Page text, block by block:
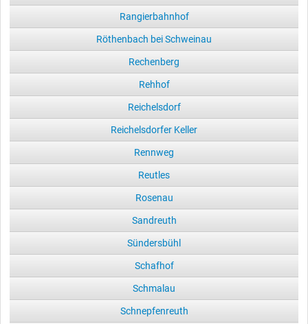
Rangierbahnhof
Röthenbach bei Schweinau
Rechenberg
Rehhof
Reichelsdorf
Reichelsdorfer Keller
Rennweg
Reutles
Rosenau
Sandreuth
Sündersbühl
Schafhof
Schmalau
Schnepfenreuth